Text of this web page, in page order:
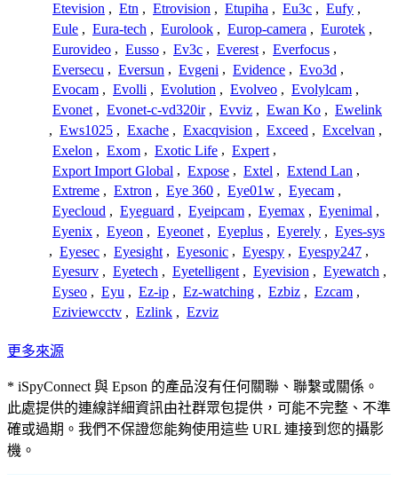
Etevision , Etn , Etrovision , Etupiha , Eu3c , Eufy ,
Eule , Eura-tech , Eurolook , Europ-camera , Eurotek ,
Eurovideo , Eusso , Ev3c , Everest , Everfocus ,
Eversecu , Eversun , Evgeni , Evidence , Evo3d ,
Evocam , Evolli , Evolution , Evolveo , Evolylcam ,
Evonet , Evonet-c-vd320ir , Evviz , Ewan Ko , Ewelink
, Ews1025 , Exache , Exacqvision , Exceed , Excelvan ,
Exelon , Exom , Exotic Life , Expert ,
Export Import Global , Expose , Extel , Extend Lan ,
Extreme , Extron , Eye 360 , Eye01w , Eyecam ,
Eyecloud , Eyeguard , Eyeipcam , Eyemax , Eyenimal ,
Eyenix , Eyeon , Eyeonet , Eyeplus , Eyerely , Eyes-sys
, Eyesec , Eyesight , Eyesonic , Eyespy , Eyespy247 ,
Eyesurv , Eyetech , Eyetelligent , Eyevision , Eyewatch ,
Eyseo , Eyu , Ez-ip , Ez-watching , Ezbiz , Ezcam ,
Eziviewcctv , Ezlink , Ezviz
更多來源
* iSpyConnect 與 Epson 的產品沒有任何關聯、聯繫或關係。
此處提供的連線詳細資訊由社群眾包提供，可能不完整、不準
確或過期。我們不保證您能夠使用這些 URL 連接到您的攝影
機。